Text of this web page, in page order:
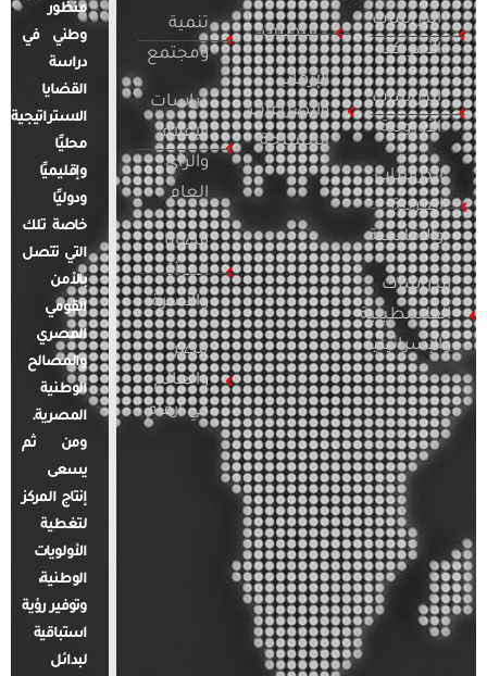
الدراسات
الأمريكية
الدراسات
الأوروبية
الدراسات
العربية
والإقليمية
الدراسات
الفلسطينية
والإسرائيلية
التطرف
الإرهاب
والصراعات
المسلحة
تنمية
ومجتمع
دراسات
الإعلام
والرأي
العام
قضايا
المرأة
والأسرة
مصر
والعالم
في أرقام
منظور
وطني في
دراسة
القضايا
الاستراتيجية
محليًا
وإقليميًا
ودوليًا
خاصة تلك
التي تتصل
بالأمن
القومي
المصري
والمصالح
الوطنية
المصرية.
ومن ثم
يسعى
إنتاج المركز
لتغطية
الأولويات
الوطنية،
وتوفير رؤية
استباقية
لبدائل